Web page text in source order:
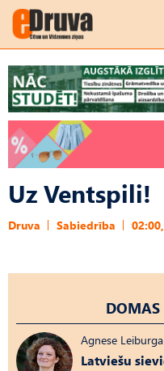
Uz Ventspili!
Druva Sabiedrība
Agnese Leiburga
Latviešu